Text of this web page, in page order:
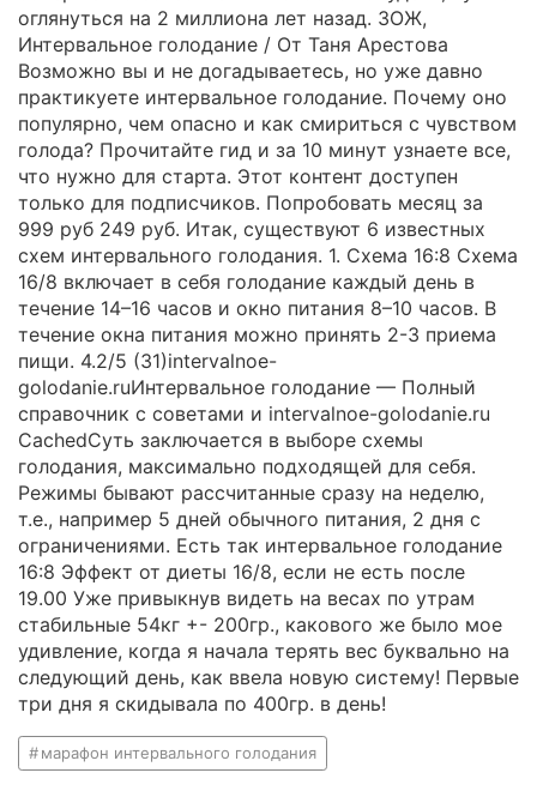
оглянуться на 2 миллиона лет назад. ЗОЖ,
Интервальное голодание / От Таня Арестова
Возможно вы и не догадываетесь, но уже давно
практикуете интервальное голодание. Почему оно
популярно, чем опасно и как смириться с чувством
голода? Прочитайте гид и за 10 минут узнаете все,
что нужно для старта. Этот контент доступен
только для подписчиков. Попробовать месяц за
999 руб 249 руб. Итак, существуют 6 известных
схем интервального голодания. 1. Схема 16:8 Схема
16/8 включает в себя голодание каждый день в
течение 14–16 часов и окно питания 8–10 часов. В
течение окна питания можно принять 2-3 приема
пищи. 4.2/5 (31)intervalnoe-
golodanie.ruИнтервальное голодание — Полный
справочник с советами и intervalnoe-golodanie.ru
CachedСуть заключается в выборе схемы
голодания, максимально подходящей для себя.
Режимы бывают рассчитанные сразу на неделю,
т.е., например 5 дней обычного питания, 2 дня с
ограничениями. Есть так интервальное голодание
16:8 Эффект от диеты 16/8, если не есть после
19.00 Уже привыкнув видеть на весах по утрам
стабильные 54кг +- 200гр., какового же было мое
удивление, когда я начала терять вес буквально на
следующий день, как ввела новую систему! Первые
три дня я скидывала по 400гр. в день!
марафон интервального голодания